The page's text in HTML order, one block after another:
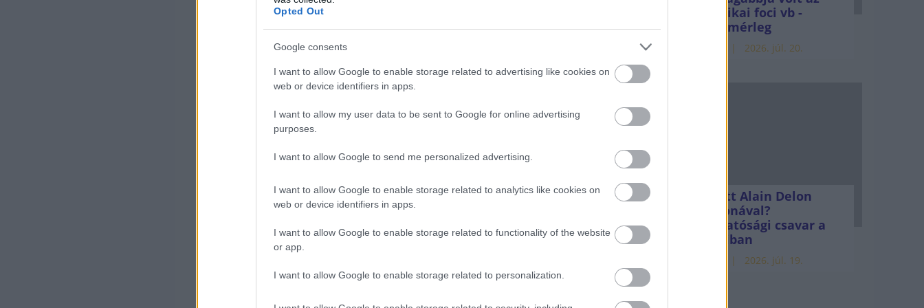
Opted Out
Google consents
I want to allow Google to enable storage related to advertising like cookies on
web or device identifiers in apps.
I want to allow my user data to be sent to Google for online advertising
purposes.
I want to allow Google to send me personalized advertising.
I want to allow Google to enable storage related to analytics like cookies on
web or device identifiers in apps.
I want to allow Google to enable storage related to functionality of the website
or app.
I want to allow Google to enable storage related to personalization.
Amikor meg akarta jelentetni, összesen 23 kiadó küldte el őt azzal, hogy
ezaz egész túl bonyolult és hosszú. Bár az egyikük, a Harcourt fejese
Julian P. Muller mellette azt is hozzátette:
Az is lehet, hogy az évtized hibáját követjük most el…
Végül a Chilton adta ki a Dűnét. Ennek a társaságnak nagy rutinja volt a
vaskos kiadások terén, mivel korábban autószerelési kézikönyvek adták
a fő profiljukat.
Bár a szakma hamar elismerte Herbert tehetségét, hisz a sci-fi irodalom
amerikai foci vb -
gyorsmérleg
2026. júl. 20.
Mi lett Alain Delon
vagyonával?
Adóhatósági csavar a
sztoriban
2026. júl. 19.